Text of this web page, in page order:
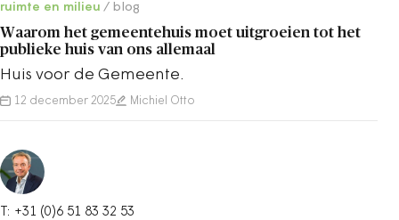
ruimte en milieu blog
Waarom het gemeentehuis moet uitgroeien tot het
publieke huis van ons allemaal
Huis voor de Gemeente.
12 december 2025 Michiel Otto
T: +31 (0)6 51 83 32 53